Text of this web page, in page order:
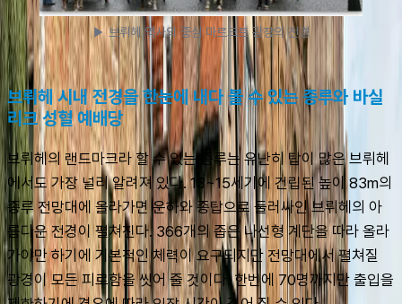
▶ 브뤼헤 역사의 중심 마르크트 광장의 전경
브뤼헤 시내 전경을 한눈에 내다 볼 수 있는 종루와 바실
리크 성혈 예배당
브뤼헤의 랜드마크라 할 수 있는 종루는 유난히 탑이 많은 브뤼헤
에서도 가장 널리 알려져 있다. 13~15세기에 건립된 높이 83m의
종루 전망대에 올라가면 운하와 종탑으로 둘러싸인 브뤼헤의 아
름다운 전경이 펼쳐진다. 366개의 좁은 나선형 계단을 따라 올라
가야만 하기에 기본적인 체력이 요구되지만 전망대에서 펼쳐질
광경이 모든 피로함을 씻어 줄 것이다. 한번에 70명까지만 출입을